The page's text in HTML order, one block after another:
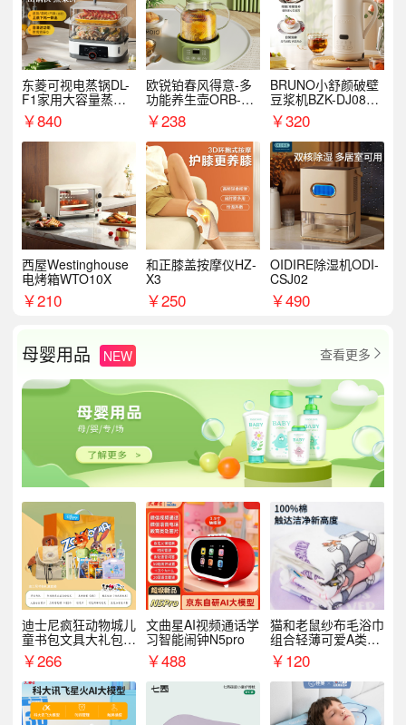
东菱可视电蒸锅DL-
F1家用大容量蒸炖
锅
￥840
欧锐铂春风得意-多
功能养生壶ORB-19
87
￥238
BRUNO小舒颜破壁
豆浆机BZK-DJ08S0
1￥320
西屋Westinghouse
电烤箱WTO10X
￥210
和正膝盖按摩仪HZ-
X3
￥250
OIDIRE除湿机ODI-
CSJ02
￥490
母婴用品 NEW 查看更多 
迪士尼疯狂动物城儿
童书包文具大礼包套
装9件套8881
￥266
文曲星AI视频通话学
习智能闹钟N5pro
￥488
猫和老鼠纱布毛浴巾
组合轻薄可爱A类敏
感肌适用
￥120